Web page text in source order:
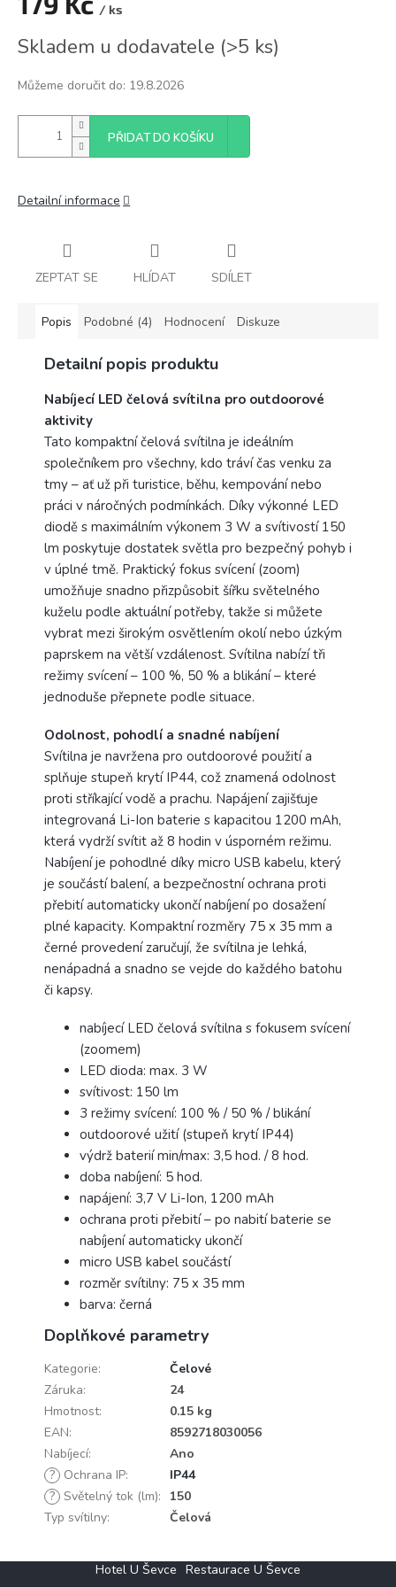
/ ks
cena:
Skladem u dodavatele (>5 ks)
Můžeme doručit do: 19.8.2026
PŘIDAT DO KOŠÍKU
Detailní informace
ZEPTAT SE HLÍDAT SDÍLET
Popis Podobné (4) Hodnocení Diskuze
Detailní popis produktu
Nabíjecí LED čelová svítilna pro outdoorové
aktivity
Tato kompaktní čelová svítilna je ideálním
společníkem pro všechny, kdo tráví čas venku za
tmy – ať už při turistice, běhu, kempování nebo
práci v náročných podmínkách. Díky výkonné LED
diodě s maximálním výkonem 3 W a svítivostí 150
lm poskytuje dostatek světla pro bezpečný pohyb i
v úplné tmě. Praktický fokus svícení (zoom)
umožňuje snadno přizpůsobit šířku světelného
kuželu podle aktuální potřeby, takže si můžete
vybrat mezi širokým osvětlením okolí nebo úzkým
paprskem na větší vzdálenost. Svítilna nabízí tři
režimy svícení – 100 %, 50 % a blikání – které
jednoduše přepnete podle situace.
Odolnost, pohodlí a snadné nabíjení
Svítilna je navržena pro outdoorové použití a
splňuje stupeň krytí IP44, což znamená odolnost
proti stříkající vodě a prachu. Napájení zajišťuje
integrovaná Li-Ion baterie s kapacitou 1200 mAh,
která vydrží svítit až 8 hodin v úsporném režimu.
Nabíjení je pohodlné díky micro USB kabelu, který
je součástí balení, a bezpečnostní ochrana proti
přebití automaticky ukončí nabíjení po dosažení
plné kapacity. Kompaktní rozměry 75 x 35 mm a
černé provedení zaručují, že svítilna je lehká,
nenápadná a snadno se vejde do každého batohu
či kapsy.
nabíjecí LED čelová svítilna s fokusem svícení
(zoomem)
LED dioda: max. 3 W
svítivost: 150 lm
3 režimy svícení: 100 % / 50 % / blikání
outdoorové užití (stupeň krytí IP44)
výdrž baterií min/max: 3,5 hod. / 8 hod.
doba nabíjení: 5 hod.
napájení: 3,7 V Li-Ion, 1200 mAh
ochrana proti přebití – po nabití baterie se
nabíjení automaticky ukončí
micro USB kabel součástí
rozměr svítilny: 75 x 35 mm
barva: černá
Doplňkové parametry
Kategorie:
Čelové
Záruka:
24
Hmotnost:
0.15 kg
EAN:
8592718030056
Nabíjecí:
Ano
? Ochrana IP:
IP44
? Světelný tok (lm):
150
Typ svítilny: Čelová
Hotel U Ševce Restaurace U Ševce